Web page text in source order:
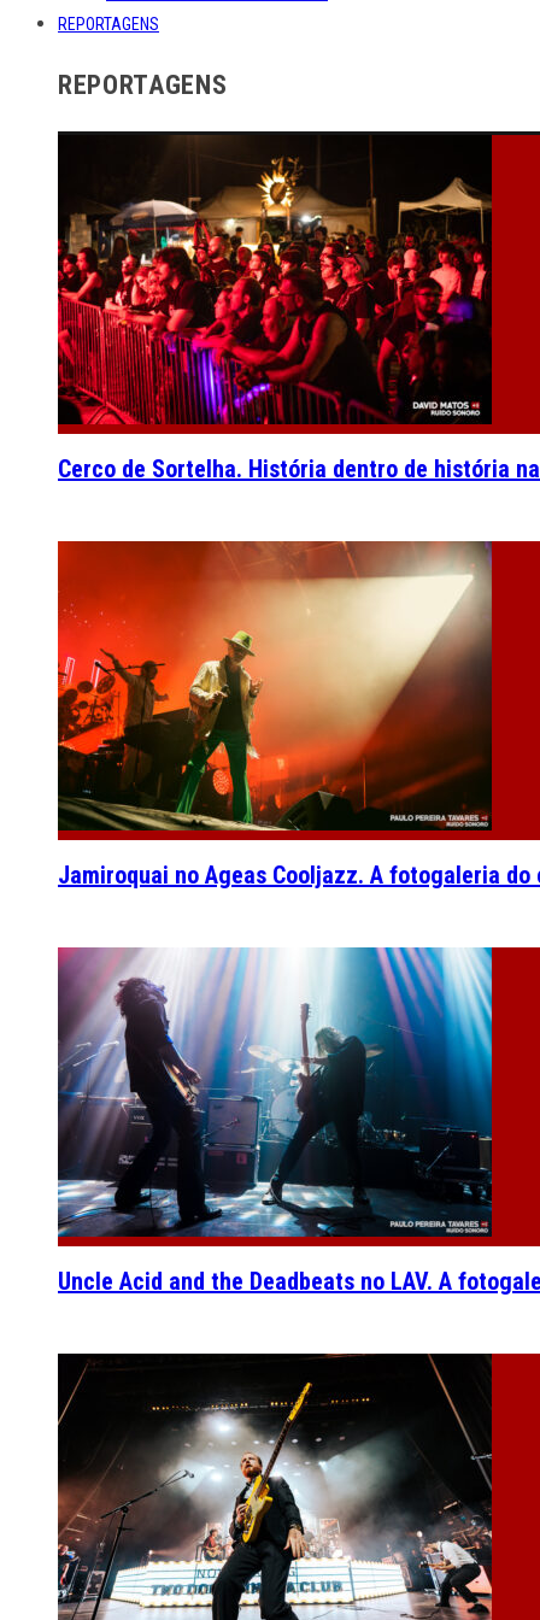
REPORTAGENS
REPORTAGENS
Cerco de Sortelha. História dentro de história
Jamiroquai no Ageas Cooljazz. A fotogaleria do
Uncle Acid and the Deadbeats no LAV. A